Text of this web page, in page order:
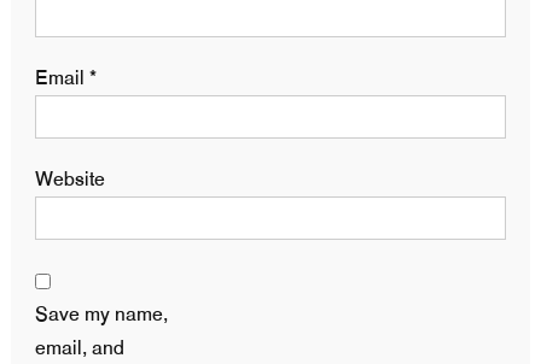
Email *
Website
Save my name,
email, and